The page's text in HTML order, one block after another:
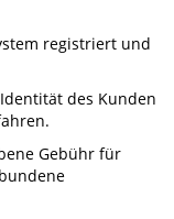
registriert und
des Kunden
Gebühr für